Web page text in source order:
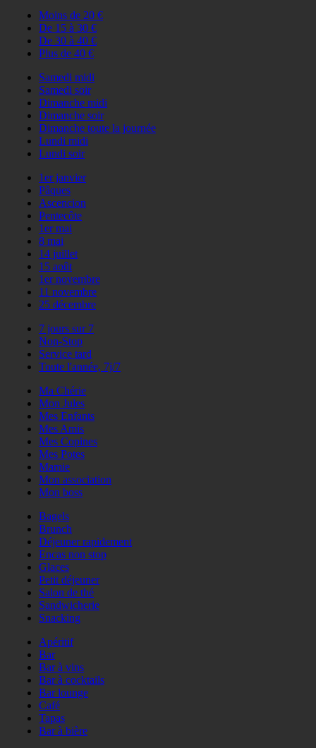
Moins de 20 €
De 15 à 30 €
De 30 à 40 €
Plus de 40 €
Samedi midi
Samedi soir
Dimanche midi
Dimanche soir
Dimanche toute la journée
Lundi midi
Lundi soir
1er janvier
Pâques
Ascencion
Pentecôte
1er mai
8 mai
14 juillet
15 août
1er novembre
11 novembre
25 décembre
7 jours sur 7
Non-Stop
Service tard
Toute l'année, 7j/7
Ma Chérie
Mon Jules
Mes Enfants
Mes Amis
Mes Copines
Mes Potes
Mamie
Mon association
Mon boss
Bagels
Brunch
Déjeuner rapidement
Encas non stop
Glaces
Petit déjeuner
Salon de thé
Sandwicherie
Snacking
Apéritif
Bar
Bar à vins
Bar à cocktails
Bar lounge
Café
Tapas
Bar à bière